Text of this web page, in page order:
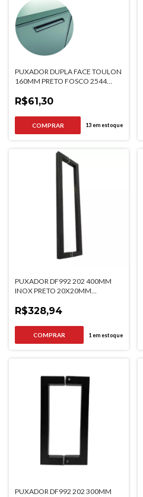
PUXADOR DUPLA FACE TOULON
160MM PRETO FOSCO 2544
R$61,30
13em estoque
PUXADOR DF992 202 400MM
INOX PRETO 20X20MM
R$328,94
1 em estoque
PUXADOR DF992 202 300MM